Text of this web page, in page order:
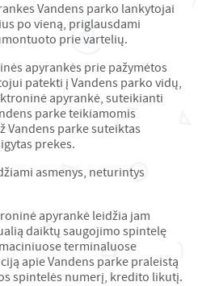
Vandens parko lankytojai
po vieną, priglausdami
prie vartelių.
apyrankės prie pažymėtos
patekti į Vandens parko vidų,
apyrankė, suteikianti
parke teikiamomis
Vandens parke suteiktas
prekes.
asmenys, neturintys
apyrankė leidžia jam
daiktų saugojimo spintelę
terminaluose
apie Vandens parke praleistą
spintelės numerį, kredito likutį.